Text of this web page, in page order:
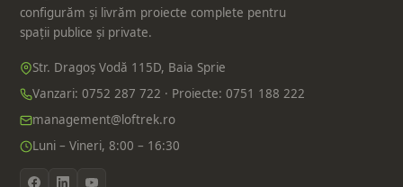
configurăm și livrăm proiecte complete pentru
spații publice și private.
Str. Dragoș Vodă 115D, Baia Sprie
Vanzari: 0752 287 722 · Proiecte: 0751 188 222
management@loftrek.ro
Luni – Vineri, 8:00 – 16:30